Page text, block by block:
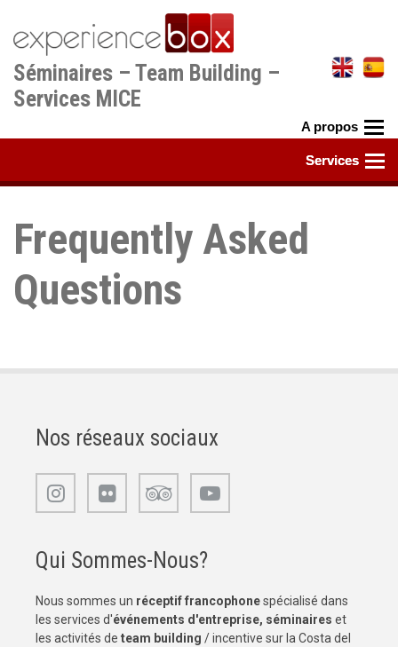
contenu
principal
Séminaires – Team Building –
Services MICE
Frequently Asked
Questions
Nos réseaux sociaux
Qui Sommes-Nous?
Nous sommes un réceptif francophonespécialisé dans
les services d'événements d'entreprise, séminaires et
les activités de team building / incentive sur la Costa del